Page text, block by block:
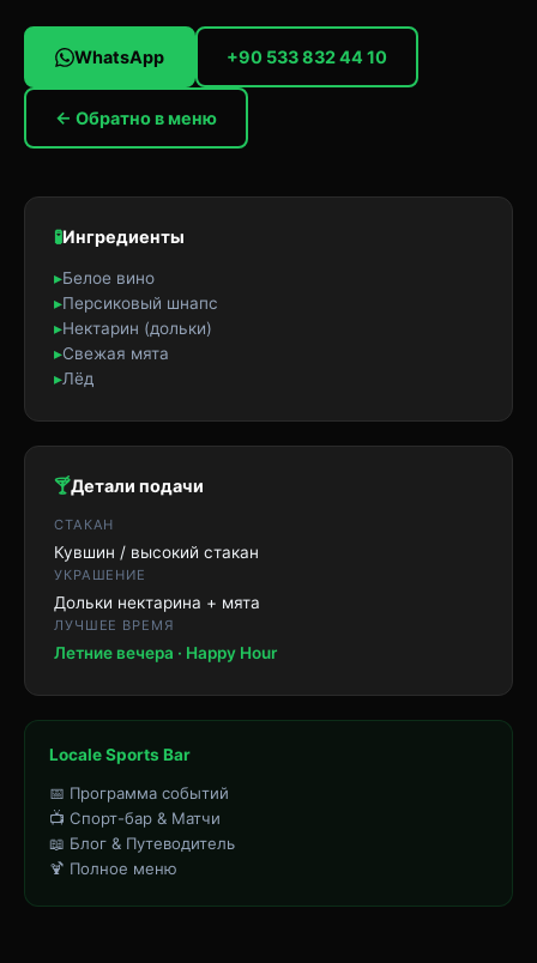
WhatsApp +90 533 832 44 10
← Обратно в меню
🧪Ингредиенты
▸Белое вино
▸Персиковый шнапс
▸Нектарин (дольки)
▸Свежая мята
▸Лёд
🍸Детали подачи
СТАКАН
Кувшин / высокий стакан
УКРАШЕНИЕ
Дольки нектарина + мята
ЛУЧШЕЕ ВРЕМЯ
Летние вечера · Happy Hour
Locale Sports Bar
📅 Программа событий
📺 Спорт-бар & Матчи
📖 Блог & Путеводитель
🍹 Полное меню